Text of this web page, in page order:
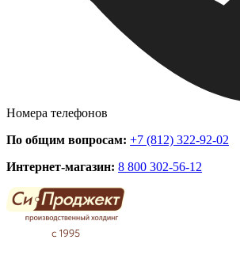
Номера телефонов
По общим вопросам: +7 (812) 322-92-02
Интернет-магазин: 8 800 302-56-12